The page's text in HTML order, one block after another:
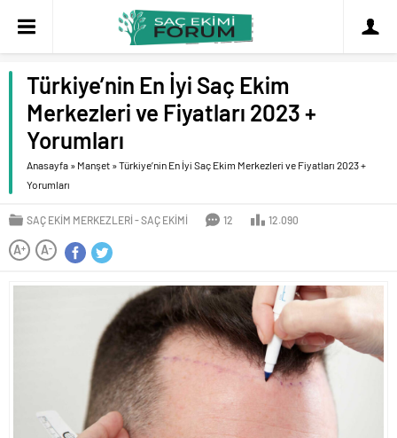
Türkiye’nin En İyi Saç Ekim
Merkezleri ve Fiyatları 2023 +
Yorumları
Anasayfa » Manşet »Türkiye’nin En İyi Saç Ekim Merkezleri ve Fiyatları 2023 +
Yorumları
SAÇ EKIM MERKEZLERI SAÇ EKIMI 12 12.090
A+ A-